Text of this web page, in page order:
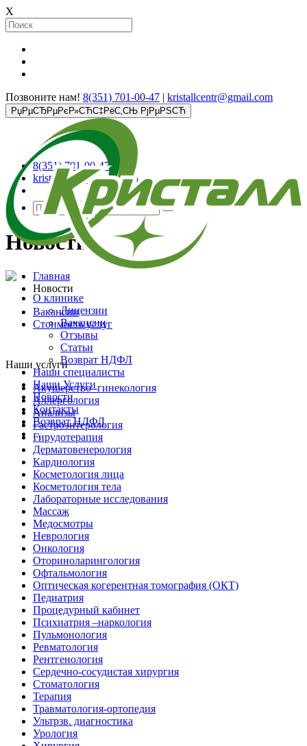
X
Позвоните нам! 8(351) 701-00-47 | kristallcentr@gmail.com
РџРµСЂРµРєР»СЋС‡РёС‚СЊ РјРµРЅСЋ
О клинике
Лицензии
Вакансии
Отзывы
Статьи
Возврат НДФЛ
Наши специалисты
Наши Услуги
Новости
Контакты
Возврат НДФЛ
...
8(351) 701-00-47
kristallcentr@gmail.com
Новости
Главная
Новости
Вакансии
Стоимость услуг
Наши услуги
Акушерство -гинекология
Аллергология
Анализы
Гастроэнтерология
Гирудотерапия
Дерматовенерология
Кардиология
Косметология лица
Косметология тела
Лабораторные исследования
Массаж
Медосмотры
Неврология
Онкология
Оториноларингология
Офтальмология
Оптическая когерентная томография (ОКТ)
Педиатрия
Процедурный кабинет
Психиатрия –наркология
Пульмонология
Ревматология
Рентгенология
Сердечно-сосудистая хирургия
Стоматология
Терапия
Травматология-ортопедия
Ультрзв. диагностика
Урология